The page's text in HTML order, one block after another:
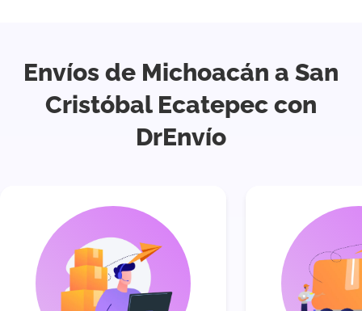
Envíos de Michoacán a San
Cristóbal Ecatepec con
DrEnvío